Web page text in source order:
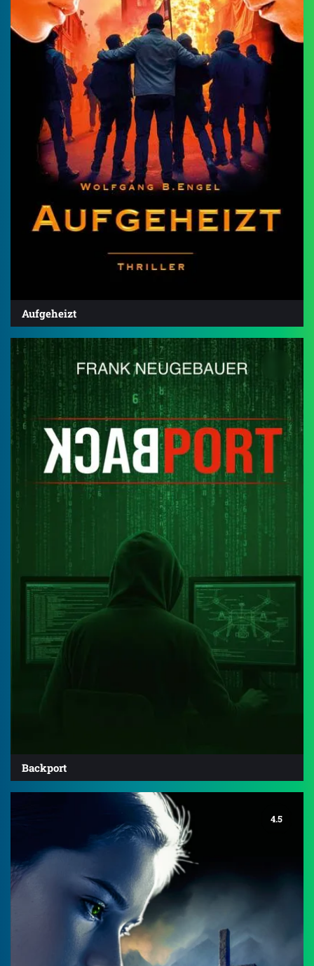
Aufgeheizt
Backport
4.5